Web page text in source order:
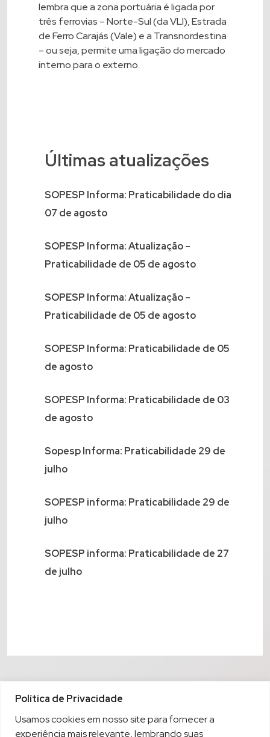
Política de Privacidade
Usamos cookies em nosso site para fornecer a
experiência mais relevante, lembrando suas
lembra que a zona portuária é ligada por
três ferrovias – Norte-Sul (da VLI), Estrada
de Ferro Carajás (Vale) e a Transnordestina
– ou seja, permite uma ligação do mercado
interno para o externo.
Últimas atualizações
SOPESP Informa: Praticabilidade do dia
07 de agosto
SOPESP Informa: Atualização –
Praticabilidade de 05 de agosto
SOPESP Informa: Atualização –
Praticabilidade de 05 de agosto
SOPESP Informa: Praticabilidade de 05
de agosto
SOPESP Informa: Praticabilidade de 03
de agosto
Sopesp Informa: Praticabilidade 29 de
julho
SOPESP informa: Praticabilidade 29 de
julho
SOPESP informa: Praticabilidade de 27
de julho